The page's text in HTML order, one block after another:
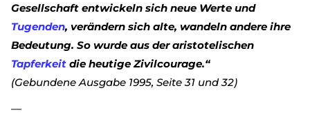
Gesellschaft entwickeln sich neue Werte und
Tugenden, verändern sich alte, wandeln andere ihre
Bedeutung. So wurde aus der aristotelischen
Tapferkeit die heutige Zivilcourage.“
(Gebundene Ausgabe 1995, Seite 31 und 32)
—